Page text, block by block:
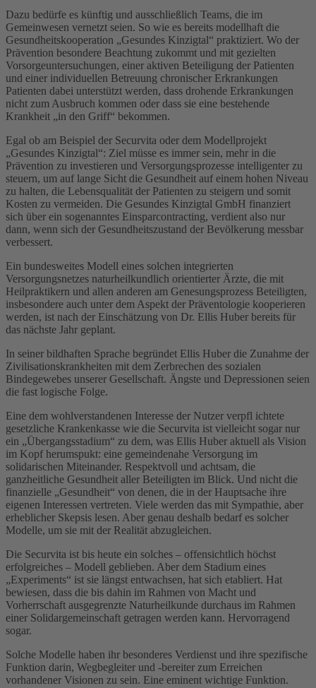
Dazu bedürfe es künftig und ausschließlich Teams, die im
Gemeinwesen vernetzt seien. So wie es bereits modellhaft die
Gesundheitskooperation „Gesundes Kinzigtal“ praktiziert. Wo der
Prävention besondere Beachtung zukommt und mit gezielten
Vorsorgeuntersuchungen, einer aktiven Beteiligung der Patienten
und einer individuellen Betreuung chronischer Erkrankungen
Patienten dabei unterstützt werden, dass drohende Erkrankungen
nicht zum Ausbruch kommen oder dass sie eine bestehende
Krankheit „in den Griff“ bekommen.
Egal ob am Beispiel der Securvita oder dem Modellprojekt
„Gesundes Kinzigtal“: Ziel müsse es immer sein, mehr in die
Prävention zu investieren und Versorgungsprozesse intelligenter zu
steuern, um auf lange Sicht die Gesundheit auf einem hohen Niveau
zu halten, die Lebensqualität der Patienten zu steigern und somit
Kosten zu vermeiden. Die Gesundes Kinzigtal GmbH finanziert
sich über ein sogenanntes Einsparcontracting, verdient also nur
dann, wenn sich der Gesundheitszustand der Bevölkerung messbar
verbessert.
Ein bundesweites Modell eines solchen integrierten
Versorgungsnetzes naturheilkundlich orientierter Ärzte, die mit
Heilpraktikern und allen anderen am Genesungsprozess Beteiligten,
insbesondere auch unter dem Aspekt der Präventologie kooperieren
werden, ist nach der Einschätzung von Dr. Ellis Huber bereits für
das nächste Jahr geplant.
In seiner bildhaften Sprache begründet Ellis Huber die Zunahme der
Zivilisationskrankheiten mit dem Zerbrechen des sozialen
Bindegewebes unserer Gesellschaft. Ängste und Depressionen seien
die fast logische Folge.
Eine dem wohlverstandenen Interesse der Nutzer verpfl ichtete
gesetzliche Krankenkasse wie die Securvita ist vielleicht sogar nur
ein „Übergangsstadium“ zu dem, was Ellis Huber aktuell als Vision
im Kopf herumspukt: eine gemeindenahe Versorgung im
solidarischen Miteinander. Respektvoll und achtsam, die
ganzheitliche Gesundheit aller Beteiligten im Blick. Und nicht die
finanzielle „Gesundheit“ von denen, die in der Hauptsache ihre
eigenen Interessen vertreten. Viele werden das mit Sympathie, aber
erheblicher Skepsis lesen. Aber genau deshalb bedarf es solcher
Modelle, um sie mit der Realität abzugleichen.
Die Securvita ist bis heute ein solches – offensichtlich höchst
erfolgreiches – Modell geblieben. Aber dem Stadium eines
„Experiments“ ist sie längst entwachsen, hat sich etabliert. Hat
bewiesen, dass die bis dahin im Rahmen von Macht und
Vorherrschaft ausgegrenzte Naturheilkunde durchaus im Rahmen
einer Solidargemeinschaft getragen werden kann. Hervorragend
sogar.
Solche Modelle haben ihr besonderes Verdienst und ihre spezifische
Funktion darin, Wegbegleiter und -bereiter zum Erreichen
vorhandener Visionen zu sein. Eine eminent wichtige Funktion.